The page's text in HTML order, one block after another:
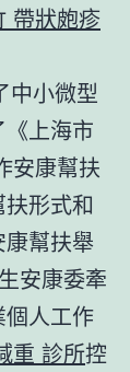
帶狀皰疹
中小微型
上海市
安康幫扶
形式和
幫扶舉
安康委牽
人工作
重 診所控